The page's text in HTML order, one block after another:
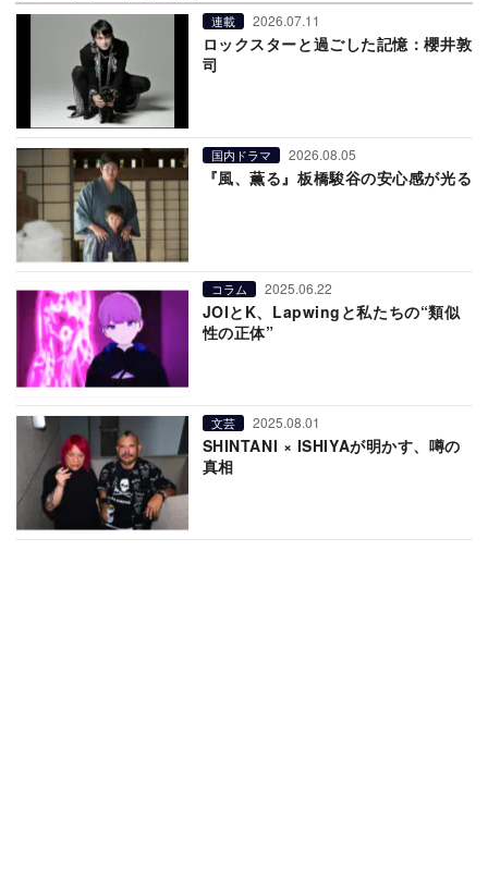
連載 2026.07.11
ロックスターと過ごした記憶：櫻井敦
司
国内ドラマ 2026.08.05
『風、薫る』板橋駿谷の安心感が光る
コラム 2025.06.22
JOIとK、Lapwingと私たちの“類似
性の正体”
文芸 2025.08.01
SHINTANI × ISHIYAが明かす、噂の
真相